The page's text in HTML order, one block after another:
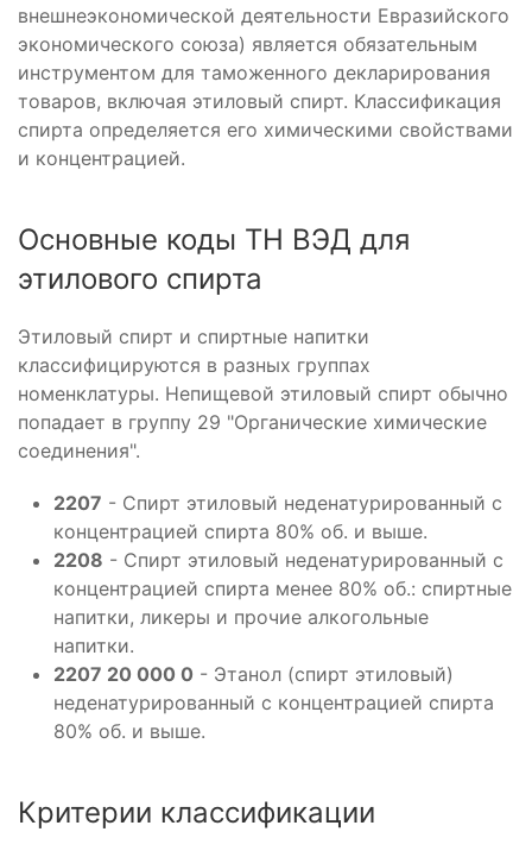
внешнеэкономической деятельности Евразийского
экономического союза) является обязательным
инструментом для таможенного декларирования
товаров, включая этиловый спирт. Классификация
спирта определяется его химическими свойствами
и концентрацией.
Основные коды ТН ВЭД для
этилового спирта
Этиловый спирт и спиртные напитки
классифицируются в разных группах
номенклатуры. Непищевой этиловый спирт обычно
попадает в группу 29 "Органические химические
соединения".
2207 - Спирт этиловый неденатурированный с
концентрацией спирта 80% об. и выше.
2208 - Спирт этиловый неденатурированный с
концентрацией спирта менее 80% об.: спиртные
напитки, ликеры и прочие алкогольные
напитки.
2207 20 000 0 - Этанол (спирт этиловый)
неденатурированный с концентрацией спирта
80% об. и выше.
Критерии классификации